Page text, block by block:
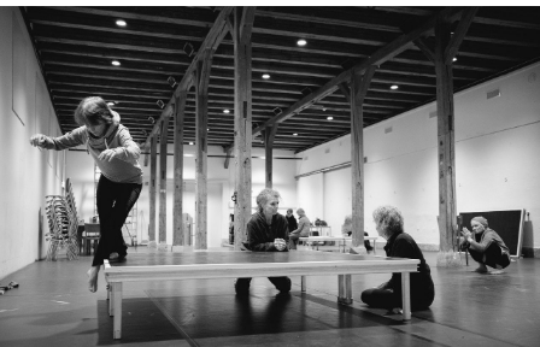
dance me to the end zu
Gast im Theaterhaus
Gessnerallee
27.9.2026
Theaterhaus Gessnerallee, Gessnerallee 8, 8001
Zürich